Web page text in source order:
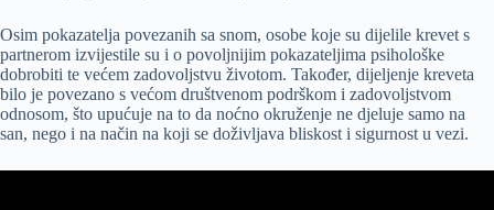
Osim pokazatelja povezanih sa snom, osobe koje su dijelile krevet s
partnerom izvijestile su i o povoljnijim pokazateljima psihološke
dobrobiti te većem zadovoljstvu životom. Također, dijeljenje kreveta
bilo je povezano s većom društvenom podrškom i zadovoljstvom
odnosom, što upućuje na to da noćno okruženje ne djeluje samo na
san, nego i na način na koji se doživljava bliskost i sigurnost u vezi.